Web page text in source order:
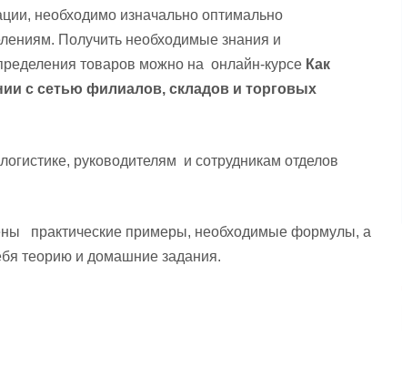
необходимо изначально оптимально
Получить необходимые знания и
товаров можно на онлайн-курсе Как
с сетью филиалов, складов и торговых
руководителям и сотрудникам отделов
практические примеры, необходимые формулы, а
теорию и домашние задания.